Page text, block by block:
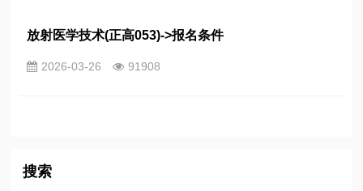
放射医学技术(正高053)->报名条件
2026-03-26 91908
搜索